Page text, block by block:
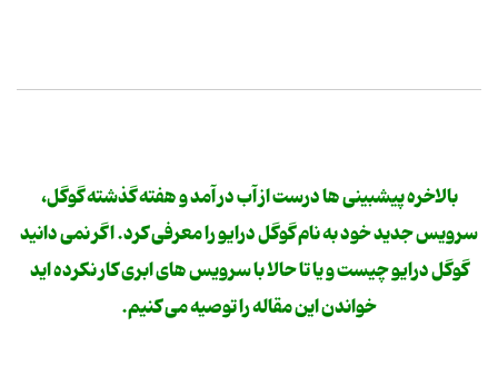
بالاخره پیشبینی ها درست از آب در آمد و هفته گذشته گوگل،
سرویس جدید خود به نام گوگل درایو را معرفی کرد. اگر نمی دانید
گوگل درایو چیست و یا تا حالا با سرویس های ابری کار نکرده اید
خواندن این مقاله را توصیه می کنیم.